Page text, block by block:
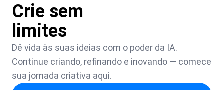
Crie sem
limites
Dê vida às suas ideias com o poder da IA.
Continue criando, refinando e inovando — comece
sua jornada criativa aqui.